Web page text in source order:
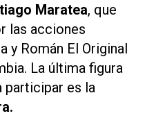
Maratea, que
las acciones
y Román El Original
La última figura
participar es la